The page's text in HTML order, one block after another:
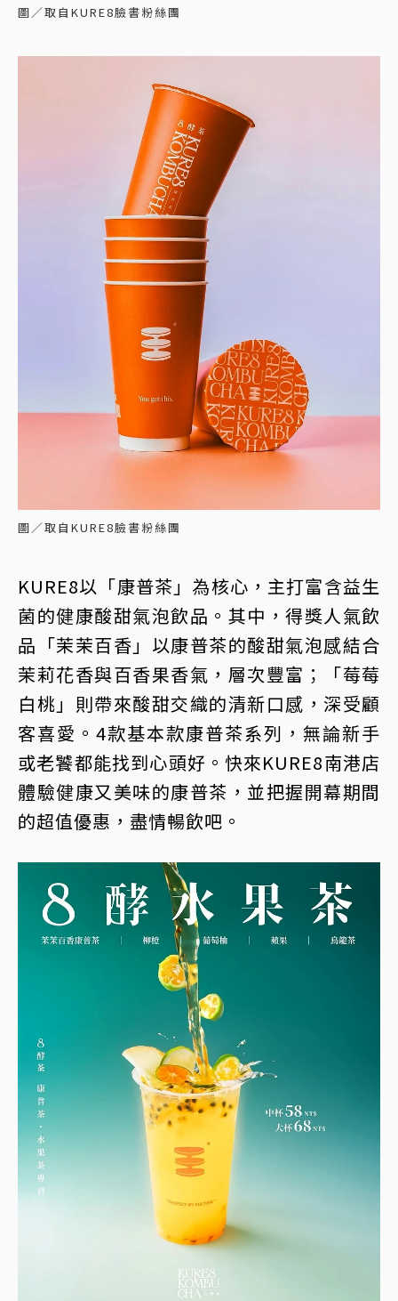
圖／取自KURE8臉書粉絲團
圖／取自KURE8臉書粉絲團
KURE8以「康普茶」為核心，主打富含益生
菌的健康酸甜氣泡飲品。其中，得獎人氣飲
品「茉茉百香」以康普茶的酸甜氣泡感結合
茉莉花香與百香果香氣，層次豐富；「莓莓
白桃」則帶來酸甜交織的清新口感，深受顧
客喜愛。4款基本款康普茶系列，無論新手
或老饕都能找到心頭好。快來KURE8南港店
體驗健康又美味的康普茶，並把握開幕期間
的超值優惠，盡情暢飲吧。